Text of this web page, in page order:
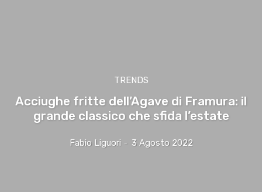
TRENDS
Acciughe fritte dell’Agave di Framura: il
grande classico che sfida l’estate
Fabio Liguori - 3 Agosto 2022